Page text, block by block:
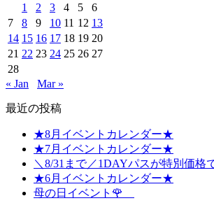
1
2 3 4 5
6
7
8 9 10 11 12 13
14 15 16 17 18 19 20
21 22 23 24 25 26 27
28
« Jan
Mar »
最近の投稿
★8月イベントカレンダー★
★7月イベントカレンダー★
＼8/31まで／1DAYパスが特別価格
★6月イベントカレンダー★
母の日イベント🌹